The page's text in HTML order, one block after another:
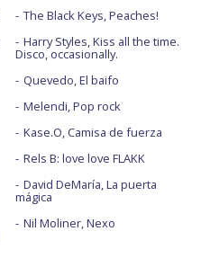
The Black Keys, Peaches!
Harry Styles, Kiss all the time.
Disco, occasionally.
Quevedo, El baifo
Melendi, Pop rock
Kase.O, Camisa de fuerza
Rels B: love love FLAKK
David DeMaría, La puerta
mágica
Nil Moliner, Nexo